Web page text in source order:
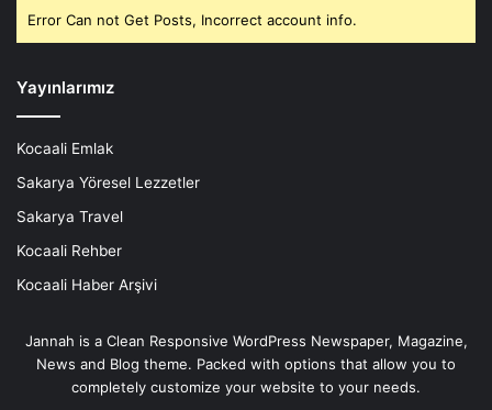
Error Can not Get Posts, Incorrect account info.
Yayınlarımız
Kocaali Emlak
Sakarya Yöresel Lezzetler
Sakarya Travel
Kocaali Rehber
Kocaali Haber Arşivi
Jannah is a Clean Responsive WordPress Newspaper, Magazine,
News and Blog theme. Packed with options that allow you to
completely customize your website to your needs.